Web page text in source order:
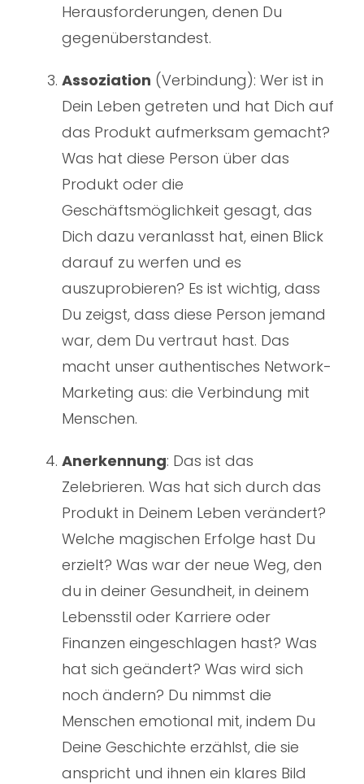
Herausforderungen, denen Du
gegenüberstandest.
Assoziation (Verbindung): Wer ist in
Dein Leben getreten und hat Dich auf
das Produkt aufmerksam gemacht?
Was hat diese Person über das
Produkt oder die
Geschäftsmöglichkeit gesagt, das
Dich dazu veranlasst hat, einen Blick
darauf zu werfen und es
auszuprobieren? Es ist wichtig, dass
Du zeigst, dass diese Person jemand
war, dem Du vertraut hast. Das
macht unser authentisches Network-
Marketing aus: die Verbindung mit
Menschen.
Anerkennung: Das ist das
Zelebrieren. Was hat sich durch das
Produkt in Deinem Leben verändert?
Welche magischen Erfolge hast Du
erzielt? Was war der neue Weg, den
du in deiner Gesundheit, in deinem
Lebensstil oder Karriere oder
Finanzen eingeschlagen hast? Was
hat sich geändert? Was wird sich
noch ändern? Du nimmst die
Menschen emotional mit, indem Du
Deine Geschichte erzählst, die sie
anspricht und ihnen ein klares Bild